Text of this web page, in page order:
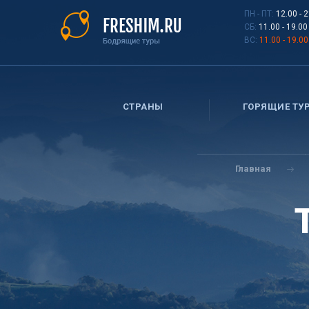
ПН - ПТ: 12.00 -
СБ: 11.00 - 19.00
ВС: 11.00 - 19.00
СТРАНЫ ГОРЯЩИЕ
Вы
здесь
Главная